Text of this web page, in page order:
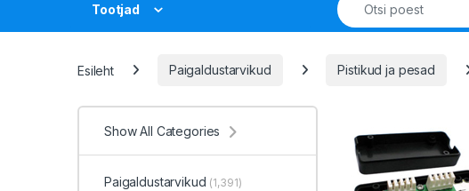
Tootjad
Esileht Paigaldustarvikud Pistikud ja pesad
Show All Categories
Paigaldustarvikud (1,391)